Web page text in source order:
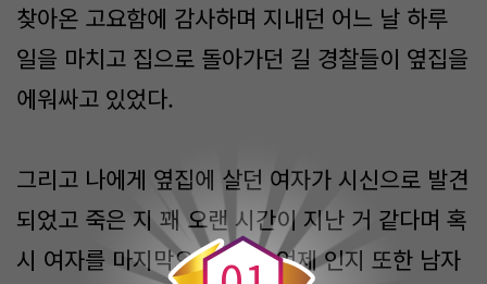
찾아온 고요함에 감사하며 지내던 어느 날 하루
일을 마치고 집으로 돌아가던 길 경찰들이 옆집을
에워싸고 있었다.
그리고 나에게 옆집에 살던 여자가 시신으로 발견
되었고 죽은 지 꽤 오랜 시간이 지난 거 같다며 혹
시 여자를 마지막으로 본 게 언제 인지 또한 남자
0